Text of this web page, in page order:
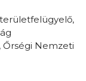
Őrségi Nemzeti